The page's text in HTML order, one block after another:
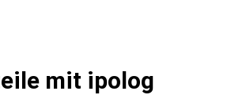
mit ipolog